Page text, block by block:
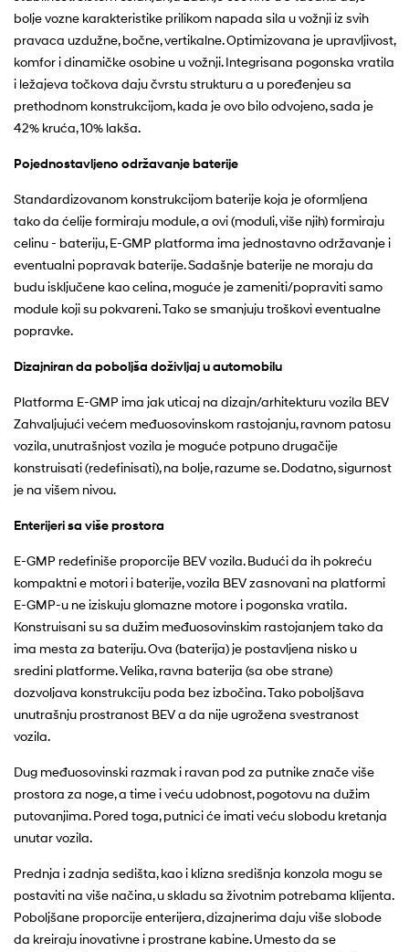
bolje vozne karakteristike prilikom napada sila u vožnji iz svih
pravaca uzdužne, bočne, vertikalne. Optimizovana je upravljivost,
komfor i dinamičke osobine u vožnji. Integrisana pogonska vratila
i ležajeva točkova daju čvrstu strukturu a u poređenjeu sa
prethodnom konstrukcijom, kada je ovo bilo odvojeno, sada je
42% kruća, 10% lakša.
Pojednostavljeno održavanje baterije
Standardizovanom konstrukcijom baterije koja je oformljena
tako da ćelije formiraju module, a ovi (moduli, više njih) formiraju
celinu - bateriju, E-GMP platforma ima jednostavno održavanje i
eventualni popravak baterije. Sadašnje baterije ne moraju da
budu isključene kao celina, moguće je zameniti/popraviti samo
module koji su pokvareni. Tako se smanjuju troškovi eventualne
popravke.
Dizajniran da poboljša doživljaj u automobilu
Platforma E-GMP ima jak uticaj na dizajn/arhitekturu vozila BEV
Zahvaljujući većem međuosovinskom rastojanju, ravnom patosu
vozila, unutrašnjost vozila je moguće potpuno drugačije
konstruisati (redefinisati), na bolje, razume se. Dodatno, sigurnost
je na višem nivou.
Enterijeri sa više prostora
E-GMP redefiniše proporcije BEV vozila. Budući da ih pokreću
kompaktni e motori i baterije, vozila BEV zasnovani na platformi
E-GMP-u ne iziskuju glomazne motore i pogonska vratila.
Konstruisani su sa dužim međuosovinskim rastojanjem tako da
ima mesta za bateriju. Ova (baterija) je postavljena nisko u
sredini platforme. Velika, ravna baterija (sa obe strane)
dozvoljava konstrukciju poda bez izbočina. Tako poboljšava
unutrašnju prostranost BEV a da nije ugrožena svestranost
vozila.
Dug međuosovinski razmak i ravan pod za putnike znače više
prostora za noge, a time i veću udobnost, pogotovu na dužim
putovanjima. Pored toga, putnici će imati veću slobodu kretanja
unutar vozila.
Prednja i zadnja sedišta, kao i klizna središnja konzola mogu se
postaviti na više načina, u skladu sa životnim potrebama klijenta.
Poboljšane proporcije enterijera, dizajnerima daju više slobode
da kreiraju inovativne i prostrane kabine. Umesto da se